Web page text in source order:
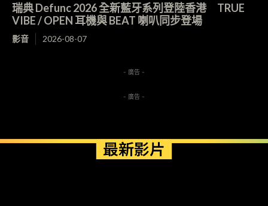
瑞典 Defunc 2026 全新藍牙系列登陸香港 TRUE
VIBE / OPEN 耳機與 BEAT 喇叭同步登場
影音 2026-08-07
- 廣告 -
- 廣告 -
最新影片